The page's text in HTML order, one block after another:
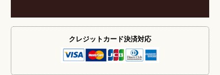
クレジットカード決済対応